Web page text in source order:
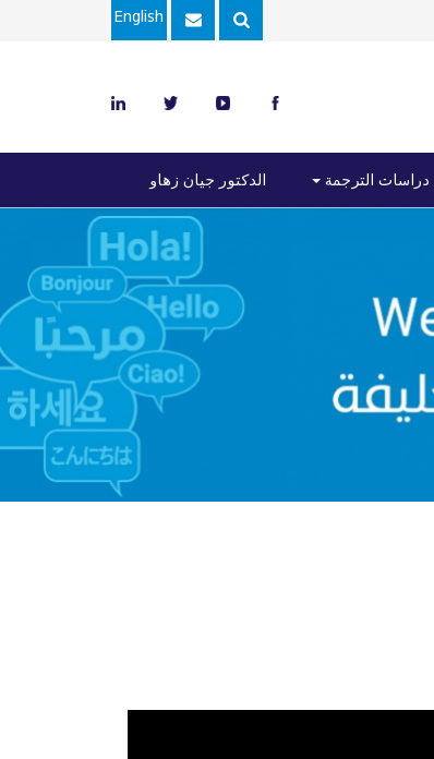
English
الترجمة الدكتور جيان زهاو